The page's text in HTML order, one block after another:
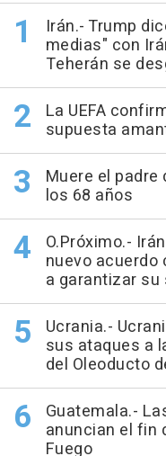
Irán.- Trump
medias" con
Teherán se
La UEFA
supuesta
Muere el padre
los 68 años
O.Próximo.-
nuevo acuerdo
a garantizar su
Ucrania.-
sus ataques a
del Oleoducto
Guatemala.-
anuncian el fin
Fuego